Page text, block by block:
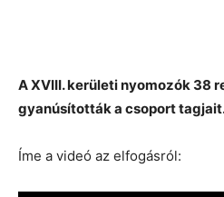
A XVIII. kerületi nyomozók 38
gyanúsították a csoport
Íme a videó az elfogásról: